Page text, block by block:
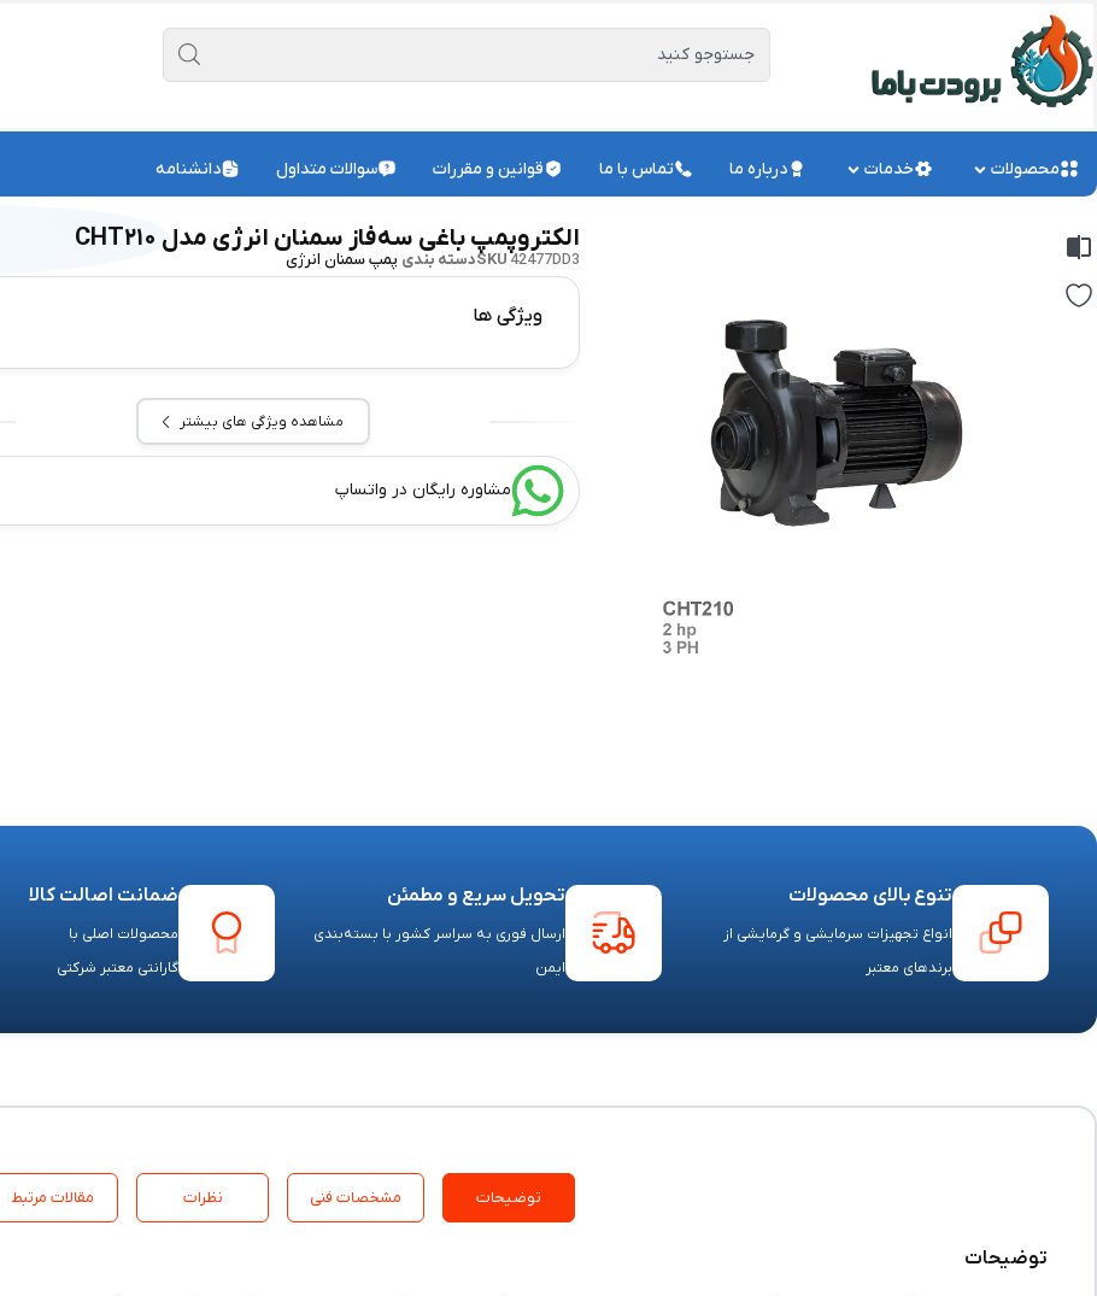
محصولات خدمات درباره ما تماس با ما قوانین و مقررات سوالات متداول دانشنامه
الکتروپمپ باغی سه‌فاز سمنان انرژی مدل CHT۲۱۰
SKU42477DD3 دسته بندی پمپ سمنان انرژی
ویژگی ها
مشاهده ویژگی های بیشتر
مشاوره رایگان در واتساپ
تنوع بالای محصولات
انواع تجهیزات سرمایشی و گرمایشی از
برندهای معتبر
تحویل سریع و مطمئن
ارسال فوری به سراسر کشور با بسته‌بندی
ایمن
ضمانت اصالت کالا
محصولات اصلی با
گارانتی معتبر شرکتی
توضیحات مشخصات فنی نظرات مقالات مرتبط
توضیحات